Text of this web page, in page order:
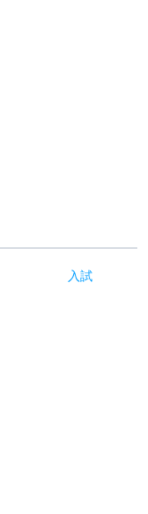
入試